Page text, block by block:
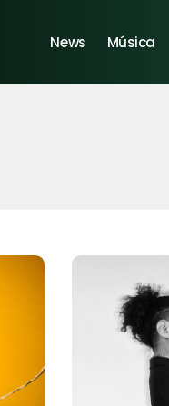
News Música